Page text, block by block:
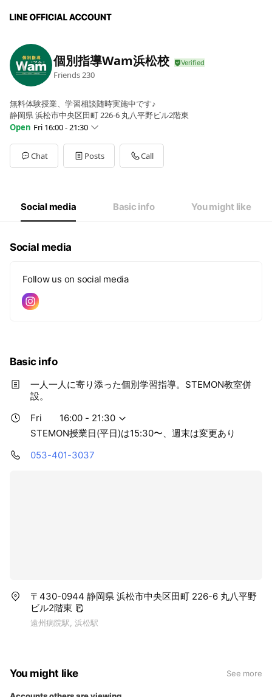
個別指導Wam浜松校
Friends 230
無料体験授業、学習相談随時実施中です♪
静岡県 浜松市中央区田町 226-6 丸八平野ビル2階東
Open Fri 16:00 - 21:30
SunClosed
Mon16:00 - 21:30
Tue
16:00 - 21:30
Sat12:00 - 19:00
STEMON授業日(平日)は15:30〜、週末は変更あり
Chat Posts Call
Social media Basic info You might like
Social media
Follow us on social media
Basic info
一人一人に寄り添った個別学習指導。STEMON教室併
設。
Fri
16:00 - 21:30
STEMON授業日(平日)は15:30〜、週末は変更あり
053-401-3037
〒430-0944 静岡県 浜松市中央区田町 226-6 丸八平野
ビル2階東
遠州病院駅, 浜松駅
You might like See more